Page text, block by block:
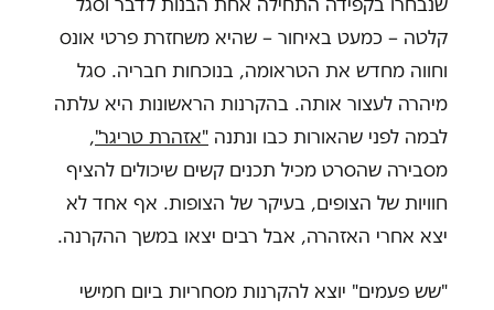
קלטה – כמעט באיחור – שהיא משחזרת פרטי אונס
וחווה מחדש את הטראומה, בנוכחות חבריה. סגל
מיהרה לעצור אותה. בהקרנות הראשונות היא עלתה
לבמה לפני שהאורות כבו ונתנה "אזהרת טריגר",
מסבירה שהסרט מכיל תכנים קשים שיכולים להציף
חוויות של הצופים, בעיקר של הצופות. אף אחד לא
יצא אחרי האזהרה, אבל רבים יצאו במשך ההקרנה.
"שש פעמים" יוצא להקרנות מסחריות ביום חמישי